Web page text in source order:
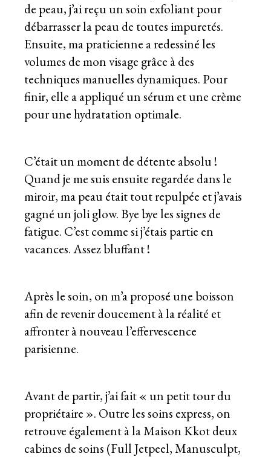
de peau, j’ai reçu un soin exfoliant pour
débarrasser la peau de toutes impuretés.
Ensuite, ma praticienne a redessiné les
volumes de mon visage grâce à des
techniques manuelles dynamiques. Pour
finir, elle a appliqué un sérum et une crème
pour une hydratation optimale.
C’était un moment de détente absolu !
Quand je me suis ensuite regardée dans le
miroir, ma peau était tout repulpée et j’avais
gagné un joli glow. Bye bye les signes de
fatigue. C’est comme si j’étais partie en
vacances. Assez bluffant !
Après le soin, on m’a proposé une boisson
afin de revenir doucement à la réalité et
affronter à nouveau l’effervescence
parisienne.
Avant de partir, j’ai fait « un petit tour du
propriétaire ». Outre les soins express, on
retrouve également à la Maison Kkot deux
cabines de soins (Full Jetpeel, Manusculpt,